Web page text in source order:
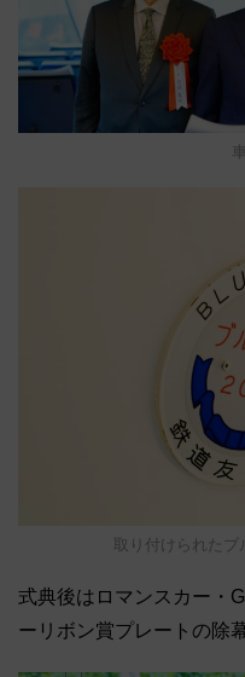
取り付けられた
式典後はロマンスカー・
ーリボン賞プレートの除